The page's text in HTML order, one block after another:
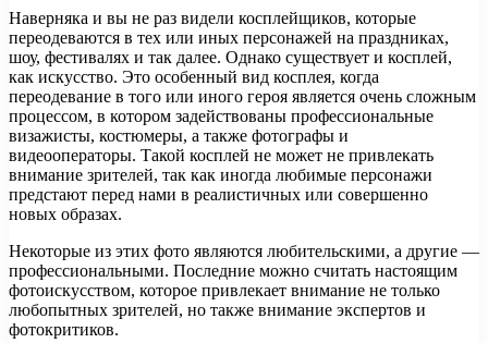
Наверняка и вы не раз видели косплейщиков, которые
переодеваются в тех или иных персонажей на праздниках,
шоу, фестивалях и так далее. Однако существует и косплей,
как искусство. Это особенный вид косплея, когда
переодевание в того или иного героя является очень сложным
процессом, в котором задействованы профессиональные
визажисты, костюмеры, а также фотографы и
видеооператоры. Такой косплей не может не привлекать
внимание зрителей, так как иногда любимые персонажи
предстают перед нами в реалистичных или совершенно
новых образах.
Некоторые из этих фото являются любительскими, а другие —
профессиональными. Последние можно считать настоящим
фотоискусством, которое привлекает внимание не только
любопытных зрителей, но также внимание экспертов и
фотокритиков.